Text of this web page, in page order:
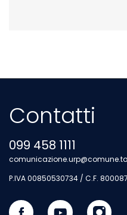
Contatti
099 458 1111
P.IVA 00850530734 / C.F.